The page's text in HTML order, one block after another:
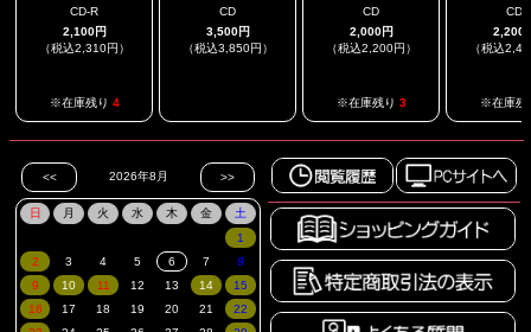
CD-R
2,100円
（税込2,310円）
※在庫残り 4
CD
3,500円
（税込3,850円）
CD
2,000円
（税込2,200円）
※在庫残り 3
CD
2,200
（税込
※在庫残